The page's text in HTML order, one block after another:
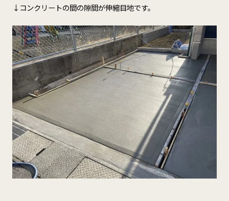
↓コンクリートの間の隙間が伸縮目地です。